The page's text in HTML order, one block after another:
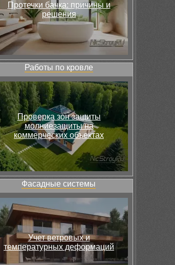
Протечки бачка: причины и
решения
Работы по кровле
Проверка зон защиты
молниезащиты на
коммерческих объектах
Фасадные системы
Учет ветровых и
температурных деформаций